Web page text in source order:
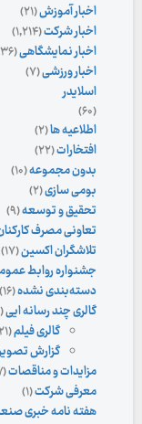
اخبار آموزش(۲۱)
اخبار شرکت(۱,۲۱۴)
اخبار نمایشگاهی(۳۶)
اخبار ورزشی(۷)
اسلایدر
(۶۰)
اطلاعیه ها(۲)
افتخارات(۲۲)
بدون مجموعه(۱۰)
بومی سازی(۲)
تحقیق و توسعه(۹)
تعاونی مصرف
تلاشگران اکسین(۱۷)
جشنواره روابط
دسته‌بندی نشده(۱۶)
گالری چند رسانه ایی(۱۱۶)
گالری فیلم(۲۱)
گزارش
مزایدات و مناقصات(۲۰۷)
معرفی شرکت(۱)
هفته نامه خبری